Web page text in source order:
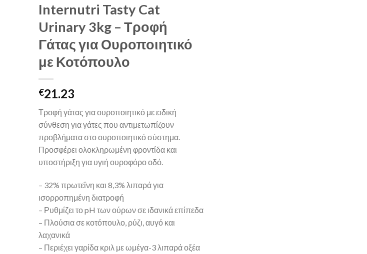
Internutri Tasty Cat
Urinary 3kg – Τροφή
Γάτας για Ουροποιητικό
με Κοτόπουλο
€21.23
Τροφή γάτας για ουροποιητικό με ειδική
σύνθεση για γάτες που αντιμετωπίζουν
προβλήματα στο ουροποιητικό σύστημα.
Προσφέρει ολοκληρωμένη φροντίδα και
υποστήριξη για υγιή ουροφόρο οδό.
– 32% πρωτεΐνη και 8,3% λιπαρά για
ισορροπημένη διατροφή
– Ρυθμίζει το pH των ούρων σε ιδανικά επίπεδα
– Πλούσια σε κοτόπουλο, ρύζι, αυγό και
λαχανικά
– Περιέχει γαρίδα κριλ με ωμέγα-3 λιπαρά οξέα